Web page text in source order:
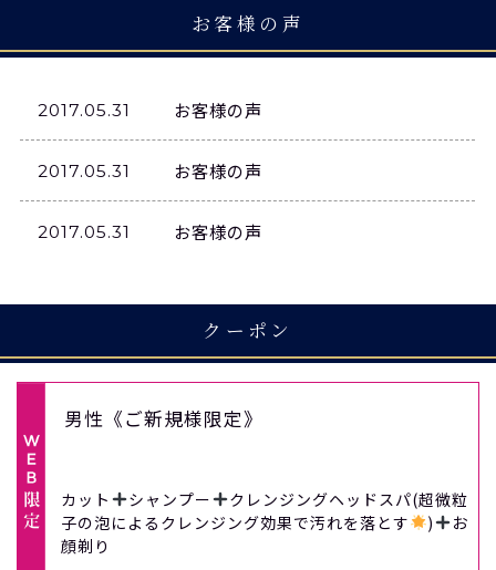
お客様の声
2017.05.31 お客様の声
2017.05.31 お客様の声
2017.05.31 お客様の声
クーポン
男性《ご新規様限定》
カット シャンプー
クレンジングヘッドスパ(超微粒
子の泡によるクレンジング効果で汚れを落とす
)
お
顔剃り